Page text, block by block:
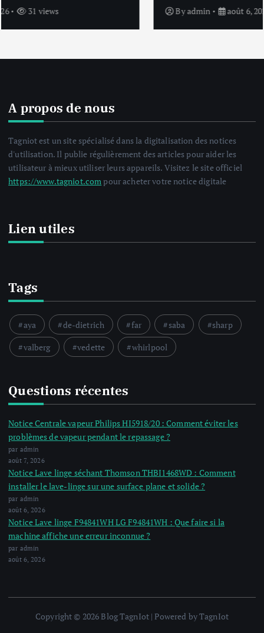
Byadmin 32 views
A propos de nous
Tagniot est un site spécialisé dans la digitalisation des notices
d'utilisation. Il publie régulièrement des articles pour aider les
utilisateur à mieux utiliser leurs appareils. Visitez le site officiel
https://www.tagniot.compour acheter votre notice digitale
Lien utiles
Tags
aya de-dietrich far saba
sharp
valberg
vedette whirlpool
Questions récentes
Notice Centrale vapeur Philips HI5918/20 : Comment éviter les
problèmes de vapeur pendant le repassage ?
par admin
août 7, 2026
Notice Lave linge séchant Thomson THBI1468WD : Comment
installer le lave-linge sur une surface plane et solide ?
par admin
août 6, 2026
Notice Lave linge F94841WH LG F94841WH : Que faire si la
machine affiche une erreur inconnue ?
par admin
août 6, 2026
Copyright © 2026 Blog TagnIot | Powered by TagnIot